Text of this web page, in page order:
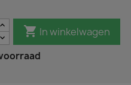
 In winkelwagen